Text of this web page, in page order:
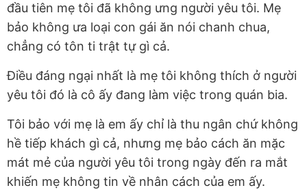
đầu tiên mẹ tôi đã không ưng người yêu tôi. Mẹ
bảo không ưa loại con gái ăn nói chanh chua,
chẳng có tôn ti trật tự gì cả.
Điều đáng ngại nhất là mẹ tôi không thích ở người
yêu tôi đó là cô ấy đang làm việc trong quán bia.
Tôi bảo với mẹ là em ấy chỉ là thu ngân chứ không
hề tiếp khách gì cả, nhưng mẹ bảo cách ăn mặc
mát mẻ của người yêu tôi trong ngày đến ra mắt
khiến mẹ không tin về nhân cách của em ấy.